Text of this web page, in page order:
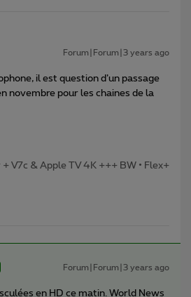
Forum|Forum|3 years ago
il est question d’un passage
novembre pour les chaines de la
+ V7c & Apple TV 4K +++ BW • Flex+
Forum|Forum|3 years ago
en HD ce matin. World News